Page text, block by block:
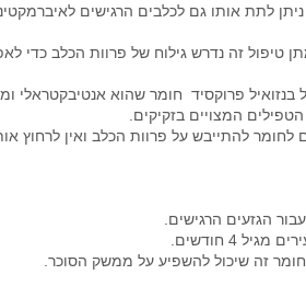
לתת אותו גם לכלבים הרגישים
טיפול זה נדרש גילוח של פרוות הכלב כדי
פרוקסיד חומר שהוא אנטיבקטראלי
המצויים בזקיקים.
להתייבש על פרוות הכלב ואין לרחוץ
הגזעים הרגישים.
4 חודשים.
זה שיכול להשפיע על ממשק הסוכר.